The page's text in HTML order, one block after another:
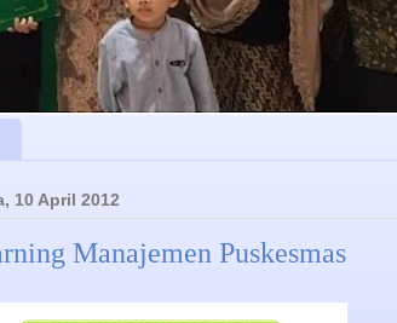
10 April 2012
Manajemen Puskesmas